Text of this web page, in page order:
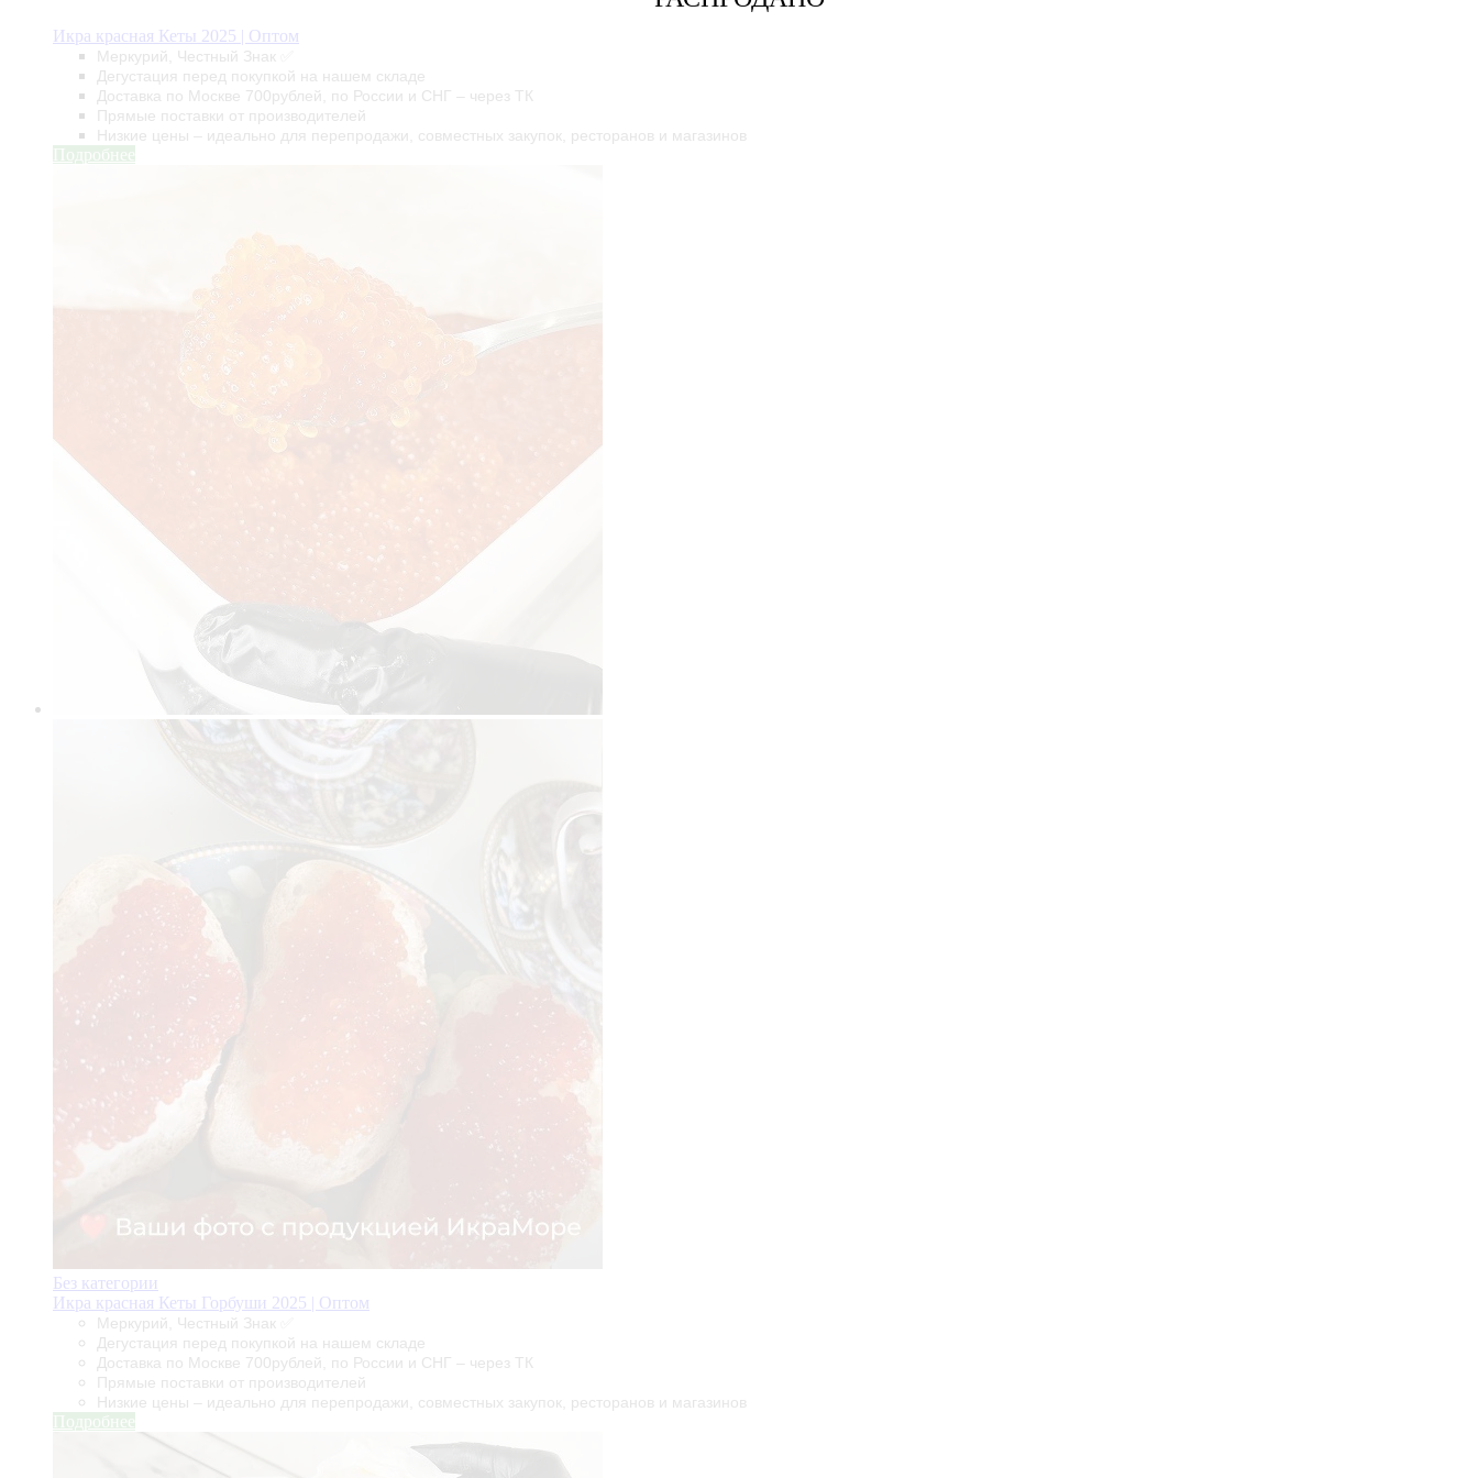
Икра красная Кеты 2025 | Оптом
Меркурий, Честный Знак ✅
Дегустация перед покупкой на нашем складе
Доставка по Москве 700рублей, по России и СНГ – через ТК
Прямые поставки от производителей
Низкие цены – идеально для перепродажи, совместных закупок, ресторанов и магазинов
Подробнее
Без категории
Икра красная Кеты Горбуши 2025 | Оптом
Меркурий, Честный Знак ✅
Дегустация перед покупкой на нашем складе
Доставка по Москве 700рублей, по России и СНГ – через ТК
Прямые поставки от производителей
Низкие цены – идеально для перепродажи, совместных закупок, ресторанов и магазинов
Подробнее